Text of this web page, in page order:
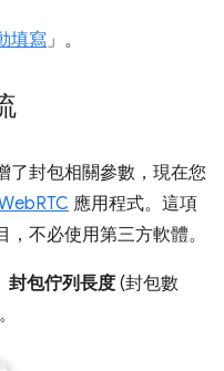
填寫 」。
了封包相關參數，現在您
應用程式。這項
不必使用第三方軟體。
封包佇列長度 (封包數